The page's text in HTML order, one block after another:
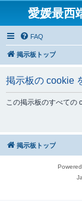
愛媛最西
FAQ
掲示板トップ
掲示板の cookie
この掲示板のすべての
掲示板トップ